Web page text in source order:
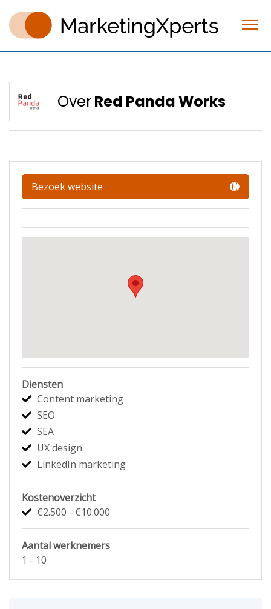
OverRed Panda Works
Bezoek website
Diensten
Content marketing
SEO
SEA
UX design
LinkedIn marketing
Kostenoverzicht
€2.500 - €10.000
Aantal werknemers
1 - 10